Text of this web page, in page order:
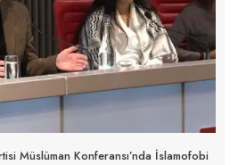
Müslüman Konferansı’nda İslamofobi